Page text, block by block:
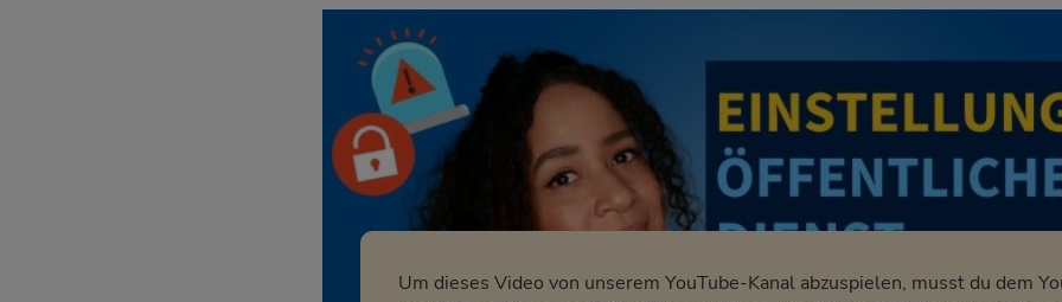
Um dieses Video von unserem YouTube-Kanal abzuspielen, musst du dem